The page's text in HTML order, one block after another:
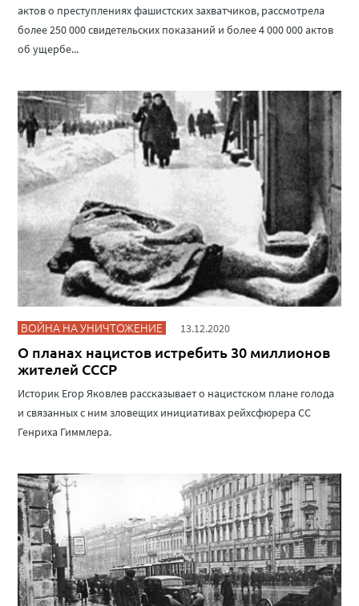
актов о преступлениях фашистских захватчиков, рассмотрела
более 250 000 свидетельских показаний и более 4 000 000 актов
об ущербе...
ВОЙНА НА УНИЧТОЖЕНИЕ 13.12.2020
О планах нацистов истребить 30 миллионов
жителей СССР
Историк Егор Яковлев рассказывает о нацистском плане голода
и связанных с ним зловещих инициативах рейхсфюрера СС
Генриха Гиммлера.